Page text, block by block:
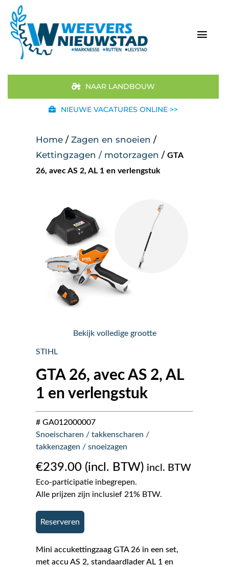
naar
inhoud
Aanbod
STIHL
Werkplaats
Nieuws
Over ons
Tuin & Park Contact
NAAR LANDBOUW
NIEUWE VACATURES ONLINE >>
Home / Zagen en snoeien /
Kettingzagen / motorzagen / GTA
26, avec AS 2, AL 1 en verlengstuk
Bekijk volledige grootte
STIHL
GTA 26, avec AS 2, AL
1 en verlengstuk
# GA012000007
Snoeischaren / takkenscharen /
takkenzagen / snoeizagen
€239.00 incl. BTW
Eco-participatie inbegrepen.
Alle prijzen zijn inclusief 21% BTW.
Reserveren
Mini accukettingzaag GTA 26 in een set,
met accu AS 2, standaardlader AL 1 en